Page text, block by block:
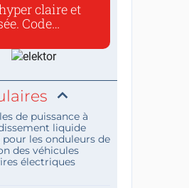
claire et
Code
de puissance à
liquide
les onduleurs de
des véhicules
électriques